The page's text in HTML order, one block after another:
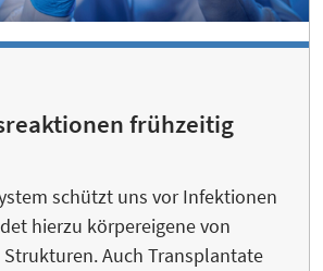
frühzeitig
schützt uns vor Infektionen
hierzu körpereigene von
Auch Transplantate